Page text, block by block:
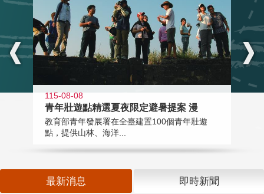
115-08-08
青年壯遊點精選夏夜限定避暑提案 漫
教育部青年發展署在全臺建置100個青年壯遊
點，提供山林、海洋...
最新消息 即時新聞